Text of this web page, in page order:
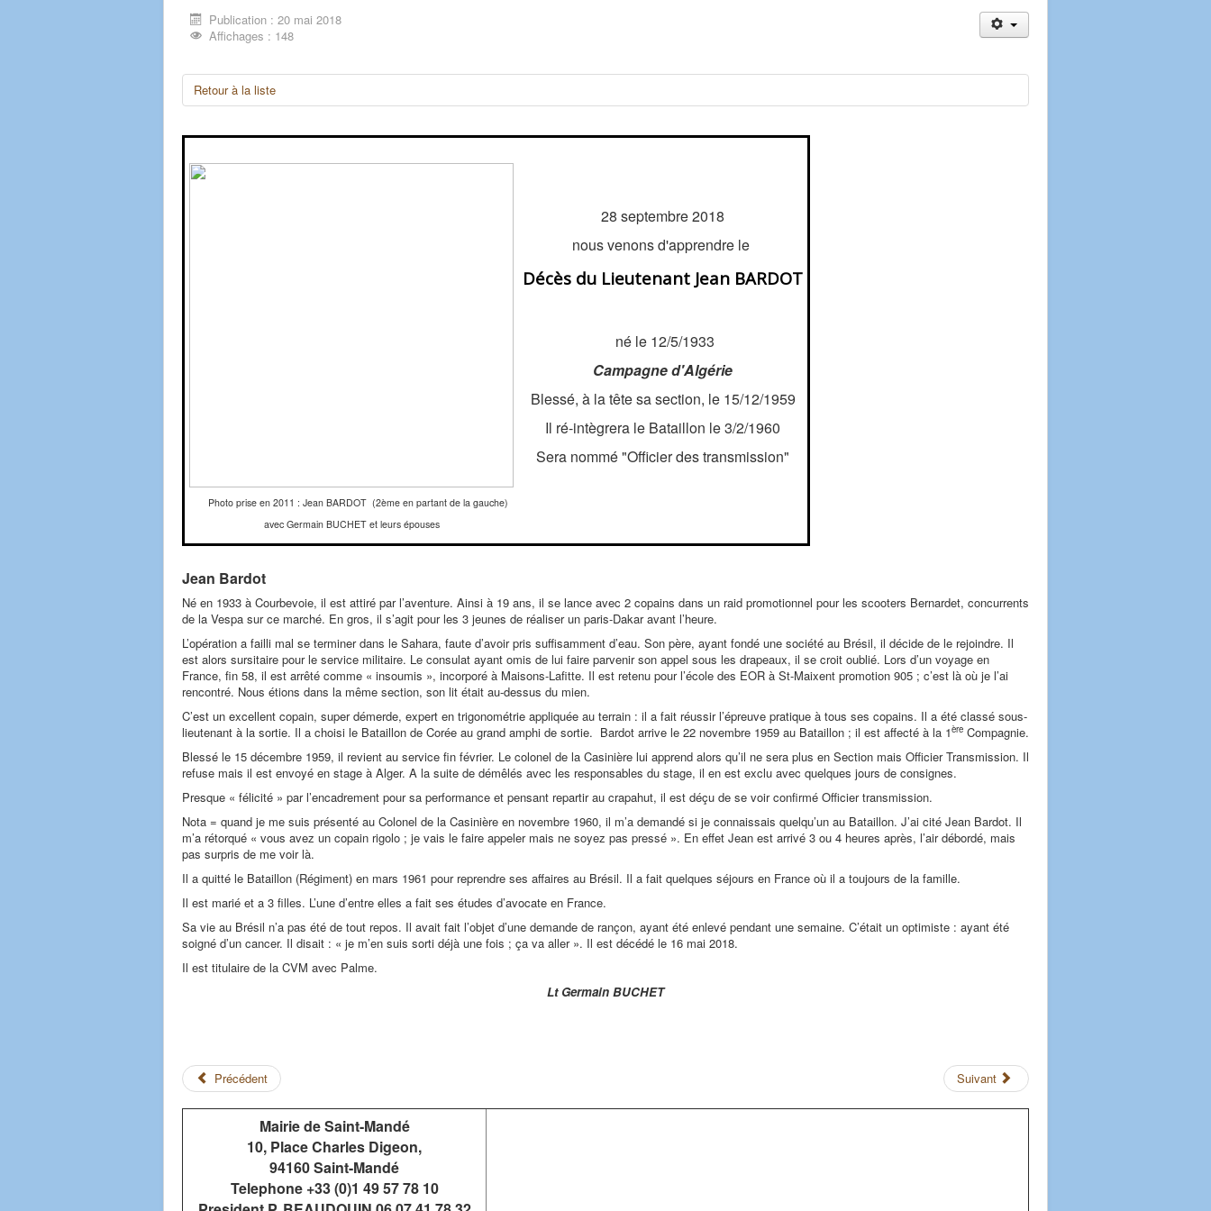
Publication : 20 mai 2018
Affichages : 148
Retour à la liste
Photo prise en 2011 : Jean BARDOT (2ème en partant de la gauche)
avec Germain BUCHET et leurs épouses
28 septembre 2018
nous venons d'apprendre le
Décès du Lieutenant Jean BARDOT
né le 12/5/1933
Campagne d'Algérie
Blessé, à la tête sa section, le 15/12/1959
Il ré-intègrera le Bataillon le 3/2/1960
Sera nommé "Officier des transmission"
Jean Bardot
Né en 1933 à Courbevoie, il est attiré par l’aventure. Ainsi à 19 ans, il se lance avec 2 copains dans un raid promotionnel pour les scooters Bernardet, concurrents
de la Vespa sur ce marché. En gros, il s’agit pour les 3 jeunes de réaliser un paris-Dakar avant l’heure.
L’opération a failli mal se terminer dans le Sahara, faute d’avoir pris suffisamment d’eau. Son père, ayant fondé une société au Brésil, il décide de le rejoindre. Il
est alors sursitaire pour le service militaire. Le consulat ayant omis de lui faire parvenir son appel sous les drapeaux, il se croit oublié. Lors d’un voyage en
France, fin 58, il est arrêté comme « insoumis », incorporé à Maisons-Lafitte. Il est retenu pour l’école des EOR à St-Maixent promotion 905 ; c’est là où je l’ai
rencontré. Nous étions dans la même section, son lit était au-dessus du mien.
C’est un excellent copain, super démerde, expert en trigonométrie appliquée au terrain : il a fait réussir l’épreuve pratique à tous ses copains. Il a été classé sous-
lieutenant à la sortie. Il a choisi le Bataillon de Corée au grand amphi de sortie. Bardot arrive le 22 novembre 1959 au Bataillon ; il est affecté à la 1ère Compagnie.
Blessé le 15 décembre 1959, il revient au service fin février. Le colonel de la Casinière lui apprend alors qu’il ne sera plus en Section mais Officier Transmission. Il
refuse mais il est envoyé en stage à Alger. A la suite de démêlés avec les responsables du stage, il en est exclu avec quelques jours de consignes.
Presque « félicité » par l’encadrement pour sa performance et pensant repartir au crapahut, il est déçu de se voir confirmé Officier transmission.
Nota = quand je me suis présenté au Colonel de la Casinière en novembre 1960, il m’a demandé si je connaissais quelqu’un au Bataillon. J’ai cité Jean Bardot. Il
m’a rétorqué « vous avez un copain rigolo ; je vais le faire appeler mais ne soyez pas pressé ». En effet Jean est arrivé 3 ou 4 heures après, l’air débordé, mais
pas surpris de me voir là.
Il a quitté le Bataillon (Régiment) en mars 1961 pour reprendre ses affaires au Brésil. Il a fait quelques séjours en France où il a toujours de la famille.
Il est marié et a 3 filles. L’une d’entre elles a fait ses études d’avocate en France.
Sa vie au Brésil n’a pas été de tout repos. Il avait fait l’objet d’une demande de rançon, ayant été enlevé pendant une semaine. C’était un optimiste : ayant été
soigné d’un cancer. Il disait : « je m’en suis sorti déjà une fois ; ça va aller ». Il est décédé le 16 mai 2018.
Il est titulaire de la CVM avec Palme.
Lt Germain BUCHET
Précédent Suivant
Mairie de Saint-Mandé
10, Place Charles Digeon,
94160 Saint-Mandé
Telephone +33 (0)1 49 57 78 10